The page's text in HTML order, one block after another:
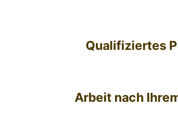
Qualifiziertes
Arbeit nach